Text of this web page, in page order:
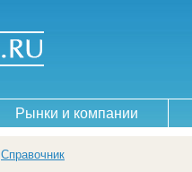
Рынки и компании
Справочник